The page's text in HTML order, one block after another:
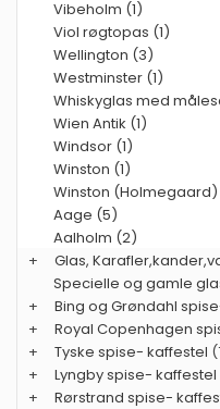
Vibeholm (1)
Viol røgtopas (1)
Wellington (3)
Westminster (1)
Whiskyglas med
Wien Antik (1)
Windsor (1)
Winston (1)
Winston
Aage (5)
Aalholm (2)
+
Glas,
Specielle og gamle
+
Bing og Grøndahl
+
Royal Copenhagen
+
Tyske spise- kaffestel
+
Lyngby spise- kaffestel
+
Rørstrand spise-